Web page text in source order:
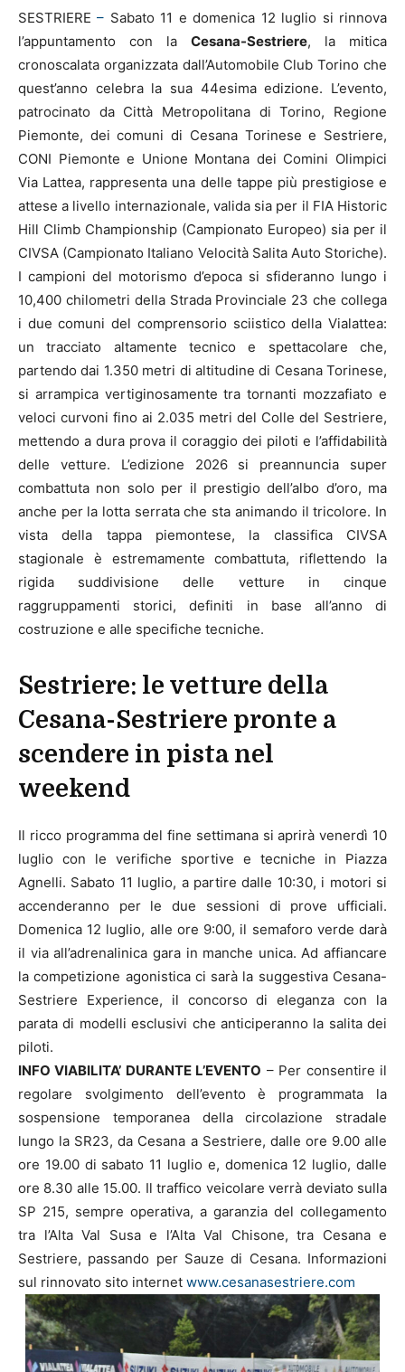
SESTRIERE– Sabato 11 e domenica 12 luglio si rinnova
l’appuntamento con la Cesana-Sestriere, la mitica
cronoscalata organizzata dall’Automobile Club Torino che
quest’anno celebra la sua 44esima edizione. L’evento,
patrocinato da Città Metropolitana di Torino, Regione
Piemonte, dei comuni di Cesana Torinese e Sestriere,
CONI Piemonte e Unione Montana dei Comini Olimpici
Via Lattea, rappresenta una delle tappe più prestigiose e
attese a livello internazionale, valida sia per il FIA Historic
Hill Climb Championship (Campionato Europeo) sia per il
CIVSA (Campionato Italiano Velocità Salita Auto Storiche).
I campioni del motorismo d’epoca si sfideranno lungo i
10,400 chilometri della Strada Provinciale 23 che collega
i due comuni del comprensorio sciistico della Vialattea:
un tracciato altamente tecnico e spettacolare che,
partendo dai 1.350 metri di altitudine di Cesana Torinese,
si arrampica vertiginosamente tra tornanti mozzafiato e
veloci curvoni fino ai 2.035 metri del Colle del Sestriere,
mettendo a dura prova il coraggio dei piloti e l’affidabilità
delle vetture. L’edizione 2026 si preannuncia super
combattuta non solo per il prestigio dell’albo d’oro, ma
anche per la lotta serrata che sta animando il tricolore. In
vista della tappa piemontese, la classifica CIVSA
stagionale è estremamente combattuta, riflettendo la
rigida suddivisione delle vetture in cinque
raggruppamenti storici, definiti in base all’anno di
costruzione e alle specifiche tecniche.
Sestriere: le vetture della
Cesana-Sestriere pronte a
scendere in pista nel
weekend
Il ricco programma del fine settimana si aprirà venerdì 10
luglio con le verifiche sportive e tecniche in Piazza
Agnelli. Sabato 11 luglio, a partire dalle 10:30, i motori si
accenderanno per le due sessioni di prove ufficiali.
Domenica 12 luglio, alle ore 9:00, il semaforo verde darà
il via all’adrenalinica gara in manche unica. Ad affiancare
la competizione agonistica ci sarà la suggestiva Cesana-
Sestriere Experience, il concorso di eleganza con la
parata di modelli esclusivi che anticiperanno la salita dei
piloti.
INFO VIABILITA’ DURANTE L’EVENTO – Per consentire il
regolare svolgimento dell’evento è programmata la
sospensione temporanea della circolazione stradale
lungo la SR23, da Cesana a Sestriere, dalle ore 9.00 alle
ore 19.00 di sabato 11 luglio e, domenica 12 luglio, dalle
ore 8.30 alle 15.00. Il traffico veicolare verrà deviato sulla
SP 215, sempre operativa, a garanzia del collegamento
tra l’Alta Val Susa e l’Alta Val Chisone, tra Cesana e
Sestriere, passando per Sauze di Cesana. Informazioni
sul rinnovato sito internet www.cesanasestriere.com